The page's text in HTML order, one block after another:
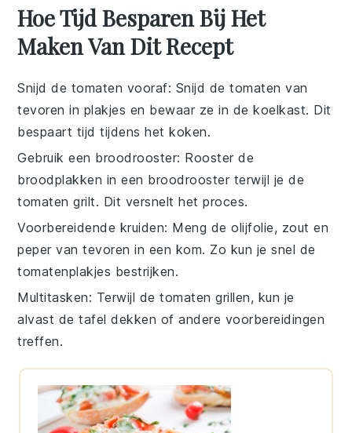
Hoe Tijd Besparen Bij Het
Maken Van Dit Recept
Snijd de tomaten vooraf: Snijd detomaten van
tevoren in plakjes en bewaar ze in de koelkast. Dit
bespaart tijd tijdens het koken.
Gebruik een broodrooster: Rooster de
broodplakken in een broodrooster terwijl je de
tomaten grilt. Dit versnelt het proces.
Voorbereidende kruiden: Meng deolijfolie, zout en
peper van tevoren in een kom. Zo kun je snel de
tomatenplakjes bestrijken.
Multitasken: Terwijl detomaten grillen, kun je
alvast de tafel dekken of andere voorbereidingen
treffen.